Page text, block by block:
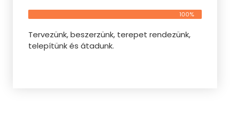
100%
Tervezünk, beszerzünk, terepet rendezünk,
telepítünk és átadunk.